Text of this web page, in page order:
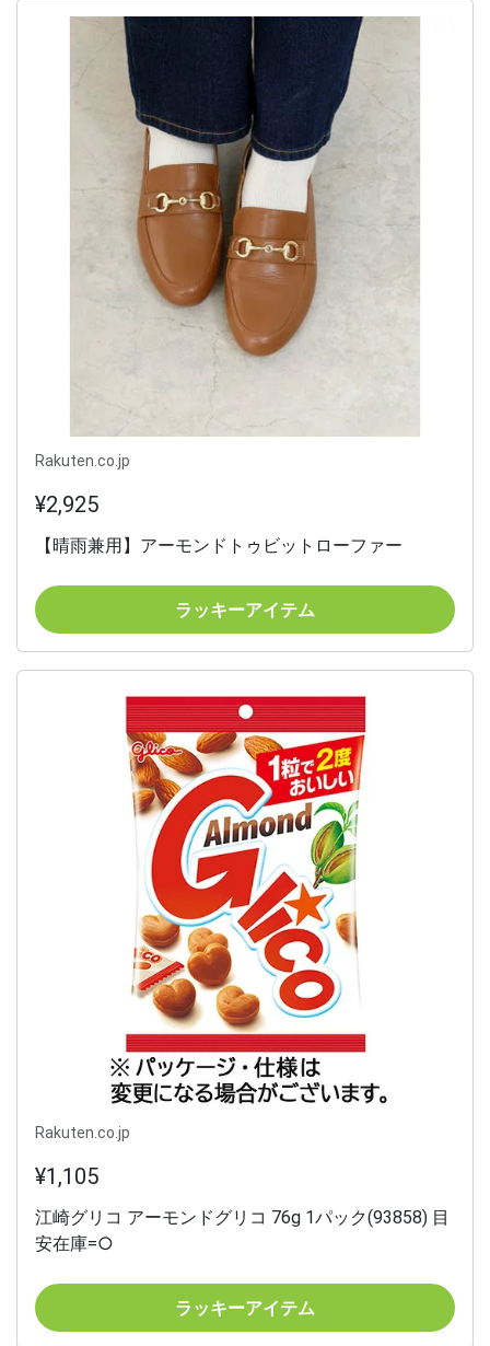
Rakuten.co.jp
¥2,925
【晴雨兼用】アーモンドトゥビットローファー
ラッキーアイテム
Rakuten.co.jp
¥1,105
江崎グリコ アーモンドグリコ 76g 1パック(93858) 目
安在庫=○
ラッキーアイテム